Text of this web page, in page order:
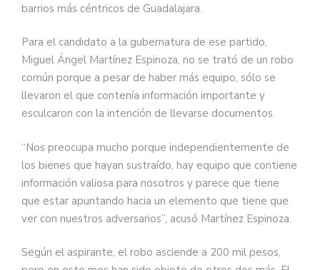
barrios más céntricos de Guadalajara.
Para el candidato a la gubernatura de ese partido,
Miguel Ángel Martínez Espinoza, no se trató de un robo
común porque a pesar de haber más equipo, sólo se
llevaron el que contenía información importante y
esculcaron con la intención de llevarse documentos.
“Nos preocupa mucho porque independientemente de
los bienes que hayan sustraído, hay equipo que contiene
información valiosa para nosotros y parece que tiene
que estar apuntando hacia un elemento que tiene que
ver con nuestros adversarios”, acusó Martínez Espinoza.
Según el aspirante, el robo asciende a 200 mil pesos,